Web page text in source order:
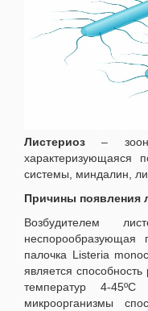
Листериоз –
характеризующаяся
системы, миндалин,
Причины появления
Возбудителем
неспорообразующая
палочка Listeria
является
температур 4-
микроорганизмы